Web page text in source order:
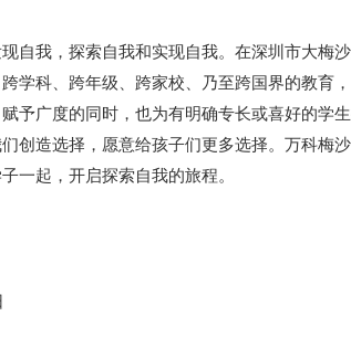
自我，探索自我和实现自我。在深圳市大梅
学科、跨年级、跨家校、乃至跨国界的教育
予广度的同时，也为有明确专长或喜好的学
创造选择，愿意给孩子们更多选择。万科梅
一起，开启探索自我的旅程。